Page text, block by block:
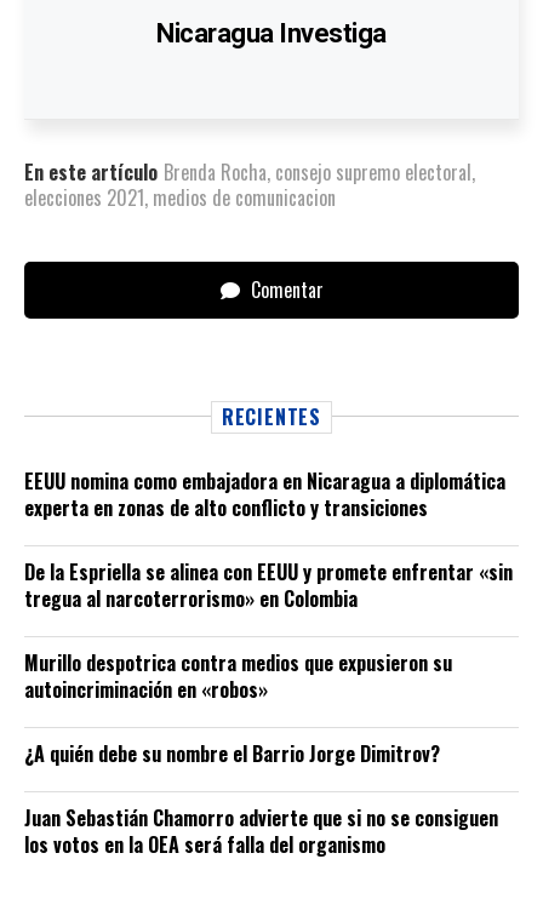
Nicaragua Investiga
En este artículo Brenda Rocha, consejo supremo electoral,
elecciones 2021, medios de comunicacion
Comentar
RECIENTES
EEUU nomina como embajadora en Nicaragua a diplomática
experta en zonas de alto conflicto y transiciones
De la Espriella se alinea con EEUU y promete enfrentar «sin
tregua al narcoterrorismo» en Colombia
Murillo despotrica contra medios que expusieron su
autoincriminación en «robos»
¿A quién debe su nombre el Barrio Jorge Dimitrov?
Juan Sebastián Chamorro advierte que si no se consiguen
los votos en la OEA será falla del organismo